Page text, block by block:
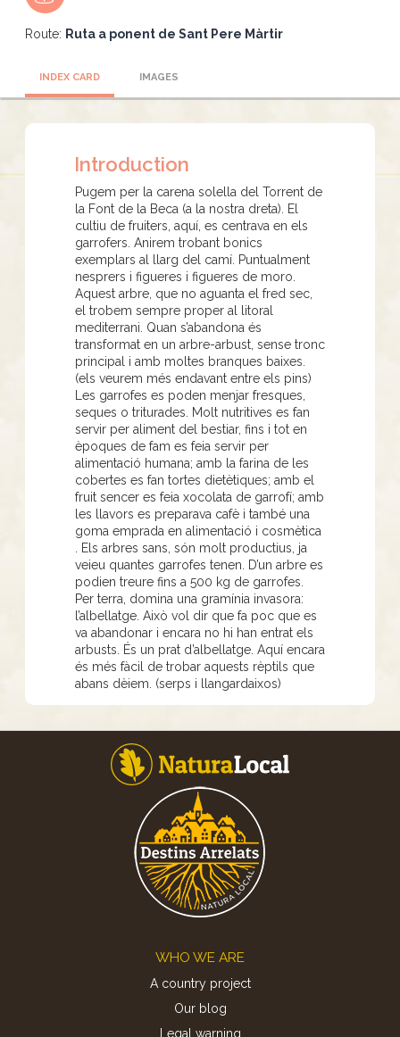
Route: Ruta a ponent de Sant Pere Màrtir
INDEX CARD IMAGES
Introduction
Pugem per la carena solella del Torrent de
la Font de la Beca (a la nostra dreta). El
cultiu de fruiters, aquí, es centrava en els
garrofers. Anirem trobant bonics
exemplars al llarg del camí. Puntualment
nesprers i figueres i figueres de moro.
Aquest arbre, que no aguanta el fred sec,
el trobem sempre proper al litoral
mediterrani. Quan s’abandona és
transformat en un arbre-arbust, sense tronc
principal i amb moltes branques baixes.
(els veurem més endavant entre els pins)
Les garrofes es poden menjar fresques,
seques o triturades. Molt nutritives es fan
servir per aliment del bestiar, fins i tot en
èpoques de fam es feia servir per
alimentació humana; amb la farina de les
cobertes es fan tortes dietètiques; amb el
fruit sencer es feia xocolata de garrofí; amb
les llavors es preparava cafè i també una
goma emprada en alimentació i cosmètica
. Els arbres sans, són molt productius, ja
veieu quantes garrofes tenen. D’un arbre es
podien treure fins a 500 kg de garrofes.
Per terra, domina una gramínia invasora:
l’albellatge. Això vol dir que fa poc que es
va abandonar i encara no hi han entrat els
arbusts. És un prat d’albellatge. Aquí encara
és més fàcil de trobar aquests rèptils que
abans dèiem. (serps i llangardaixos)
WHO WE ARE
A country project
Our blog
Legal warning